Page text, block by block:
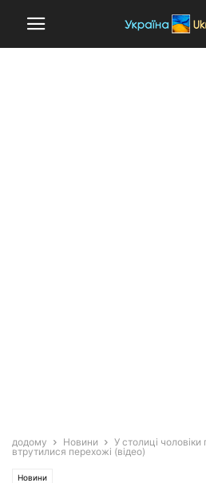
додому Новини
У столиці
втрутилися перехожі (відео)
Новини